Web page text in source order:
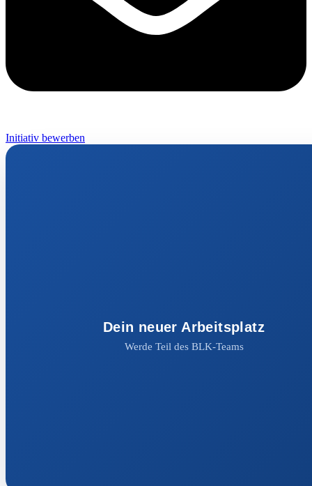
Initiativ bewerben
Dein neuer Arbeitsplatz
Werde Teil des BLK-Teams